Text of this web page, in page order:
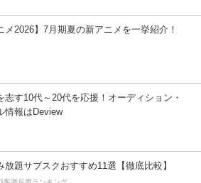
メ2026】7月期夏の新アニメを一挙紹介！
志す10代～20代を応援！オーディション・
情報はDeview
放題サブスクおすすめ11選【徹底比較】